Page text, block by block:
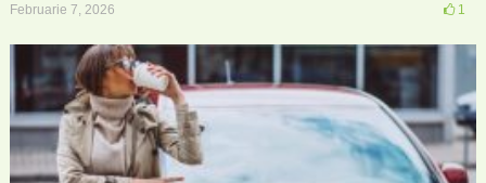
Februarie 7, 2026 1